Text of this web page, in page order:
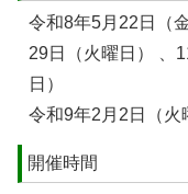
令和8年5月22日（
29日（火曜日） 、
日）
令和9年2月2日（火
開催時間